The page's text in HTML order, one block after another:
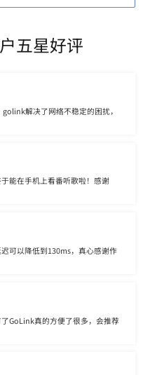
五星好评
解决了网络不稳定的困扰，
能在手机上看番听歌啦！感谢
可以降低到130ms，真心感谢作
GoLink真的方便了很多，会推荐